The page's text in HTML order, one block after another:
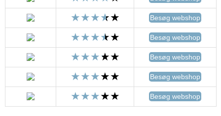
Besøg webshop
Besøg webshop
Besøg webshop
Besøg webshop
Besøg webshop